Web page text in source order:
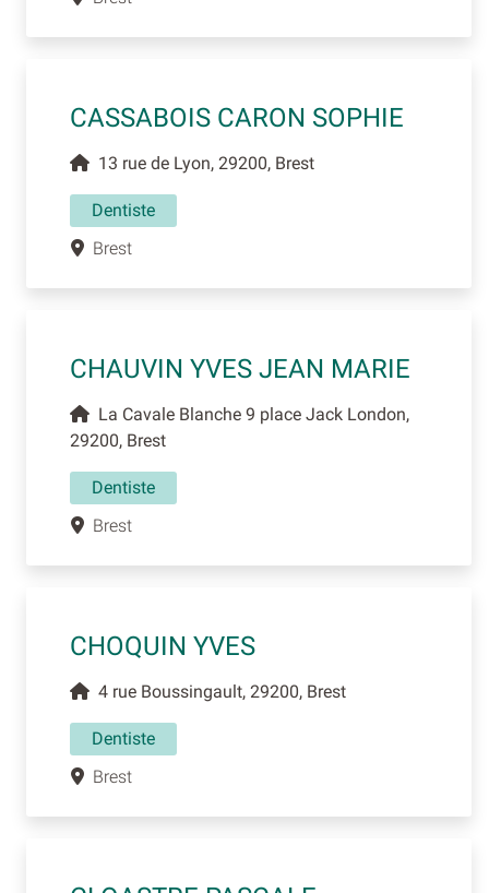
CASSABOIS CARON SOPHIE
13 rue de Lyon, 29200, Brest
Dentiste
Brest
CHAUVIN YVES JEAN MARIE
La Cavale Blanche 9 place Jack London,
29200, Brest
Dentiste
Brest
CHOQUIN YVES
4 rue Boussingault, 29200, Brest
Dentiste
Brest